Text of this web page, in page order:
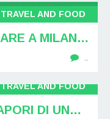
TRAVEL AND FOOD
COSA VEDERE E MANGIARE A MILANO: RISOTTO ALLA MILANESE RICETTA
TRAVEL AND FOOD
NAPOLI, BELLEZZA E SAPORI DI UNA STORICA CITTÀ